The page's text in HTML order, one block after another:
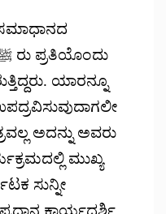
ಯಾರನ್ನೂ
ಅದನ್ನು ಅವರು
ಮುಖ್ಯ
ಸುನ್ನೀ
ಕಾರ್ಯದರ್ಶಿ